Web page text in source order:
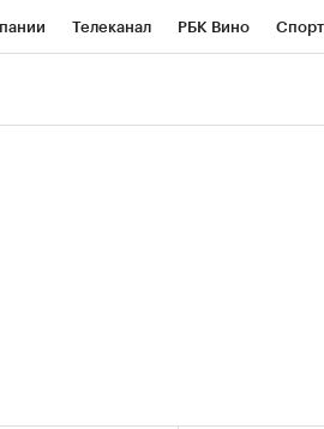
Телеканал РБК Вино Спорт